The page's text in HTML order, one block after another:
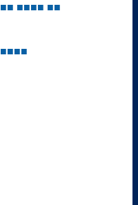
■■ ■■■■ ■■
■■■■